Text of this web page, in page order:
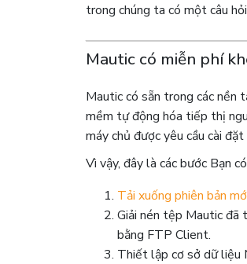
trong chúng ta có một câu
Mautic có miễn phí
Mautic ​​có ​​sẵn trong các nền
mềm tự động hóa tiếp thị
máy chủ được yêu cầu cài
Vì vậy, đây là các bước Bạn
Tải xuống phiên bản
Giải nén tệp Mautic ​​đã
bằng FTP Client.
Thiết lập cơ sở dữ liệu